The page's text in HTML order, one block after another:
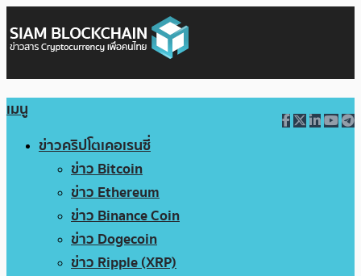
เมนู
ข่าวคริปโตเคอเรนซี่
ข่าว Bitcoin
ข่าว Ethereum
ข่าว Binance Coin
ข่าว Dogecoin
ข่าว Ripple (XRP)